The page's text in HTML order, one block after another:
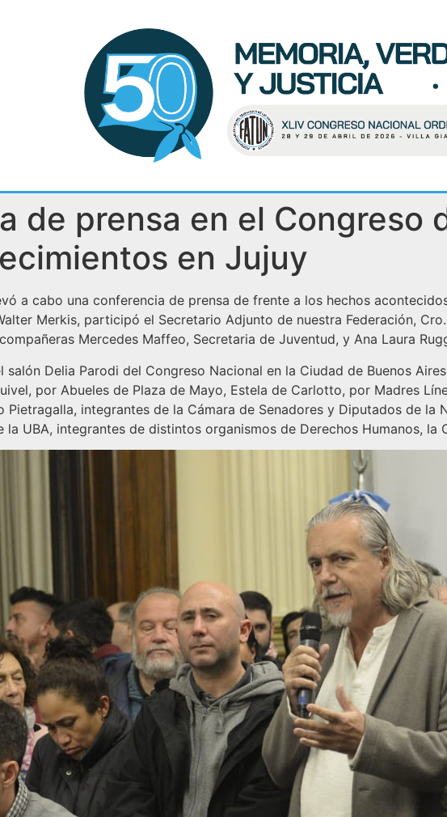
de prensa en el Congreso
en Jujuy
a cabo una conferencia de prensa de frente a los hechos
Merkis, participó el Secretario Adjunto de nuestra Federación,
Mercedes Maffeo, Secretaria de Juventud, y Ana Laura
salón Delia Parodi del Congreso Nacional en la Ciudad de Buenos
por Abueles de Plaza de Mayo, Estela de Carlotto, por Madres
Pietragalla, integrantes de la Cámara de Senadores y Diputados de la
la UBA, integrantes de distintos organismos de Derechos Humanos, la